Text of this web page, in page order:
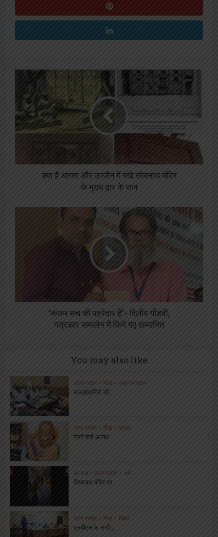
क्या है आगरा और उज्जैन में रखे सोमनाथ मंदिर
के मुख्य द्वार के राज
‘कलम सच की पहरेदार है’:- दिलीप गोंडवी,
पत्रकार सम्मलेन में किये गए सम्मानित
You may also like
उत्तर प्रदेश • गोंडा • लाइफस्टाइल
सफाईकर्मियों की...
उत्तर प्रदेश • गोंडा • यात्रा
रेलवे बोर्ड अध्यक्ष...
अपराध • उत्तर प्रदेश • धर्म
विश्वनाथ मंदिर पर...
उत्तर प्रदेश • गोंडा • शिक्षा
एलबीएस के सभी...